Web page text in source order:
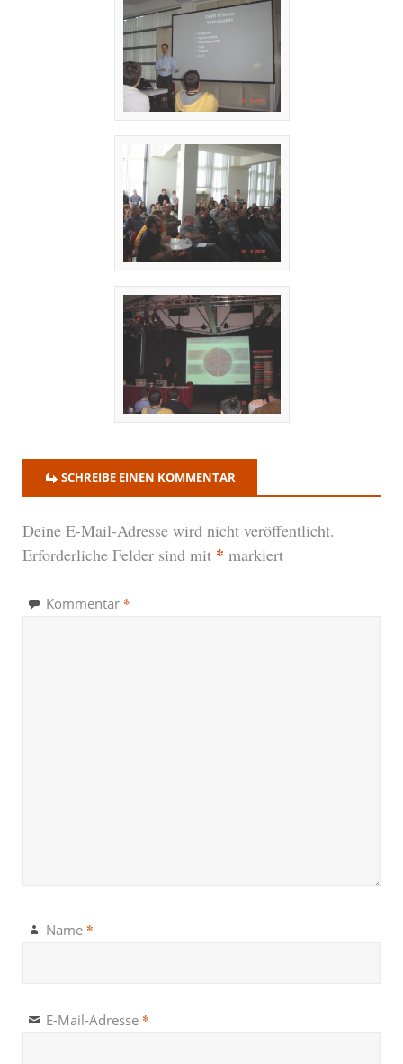
SCHREIBE EINEN KOMMENTAR
Deine E-Mail-Adresse wird nicht veröffentlicht.
Erforderliche Felder sind mit * markiert
Kommentar *
Name *
E-Mail-Adresse *